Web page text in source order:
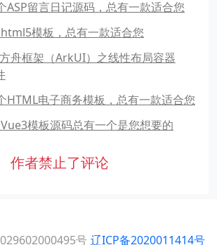
ASP留言日记源码，总有一款适合您
模板，总有一款适合您
舟框架（ArkUI）之线性布局容器
HTML电子商务模板，总有一款适合您
模板源码总有一个是您想要的
作者禁止了评论
号 辽ICP备2020011414号